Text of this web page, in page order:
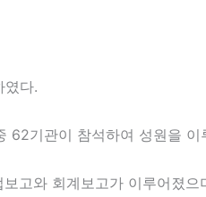
였다.
62기관이 참석하여 성원을 이
고와 회계보고가 이루어졌